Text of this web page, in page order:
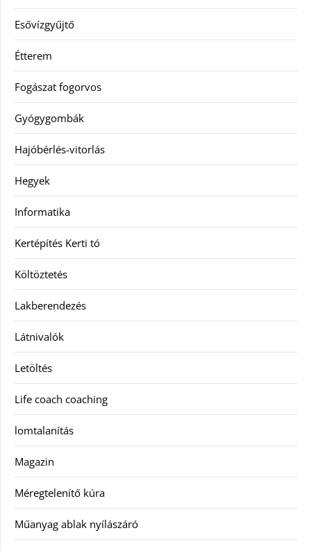
Esővízgyűjtő
Étterem
Fogászat fogorvos
Gyógygombák
Hajóbérlés-vitorlás
Hegyek
Informatika
Kertépítés Kerti tó
Költöztetés
Lakberendezés
Látnivalók
Letöltés
Life coach coaching
lomtalanítás
Magazin
Méregtelenítő kúra
Műanyag ablak nyílászáró